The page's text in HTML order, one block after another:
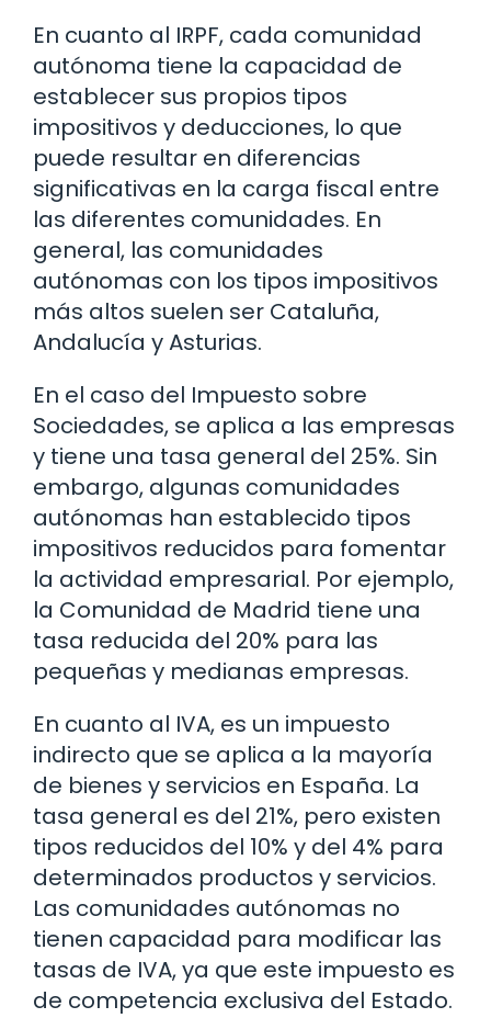
En cuanto al IRPF, cada comunidad
autónoma tiene la capacidad de
establecer sus propios tipos
impositivos y deducciones, lo que
puede resultar en diferencias
significativas en la carga fiscal entre
las diferentes comunidades. En
general, las comunidades
autónomas con los tipos impositivos
más altos suelen ser Cataluña,
Andalucía y Asturias.
En el caso del Impuesto sobre
Sociedades, se aplica a las empresas
y tiene una tasa general del 25%. Sin
embargo, algunas comunidades
autónomas han establecido tipos
impositivos reducidos para fomentar
la actividad empresarial. Por ejemplo,
la Comunidad de Madrid tiene una
tasa reducida del 20% para las
pequeñas y medianas empresas.
En cuanto al IVA, es un impuesto
indirecto que se aplica a la mayoría
de bienes y servicios en España. La
tasa general es del 21%, pero existen
tipos reducidos del 10% y del 4% para
determinados productos y servicios.
Las comunidades autónomas no
tienen capacidad para modificar las
tasas de IVA, ya que este impuesto es
de competencia exclusiva del Estado.